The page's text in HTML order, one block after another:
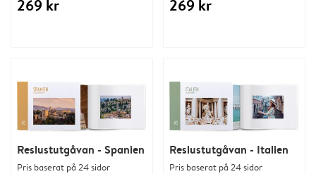
Reslustutgåvan - Spanien
Pris baserat på 24 sidor
Reslustutgåvan - Italien
Pris baserat på 24 sidor
269 kr
269 kr